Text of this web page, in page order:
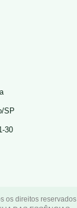
SP
30
os direitos reservados